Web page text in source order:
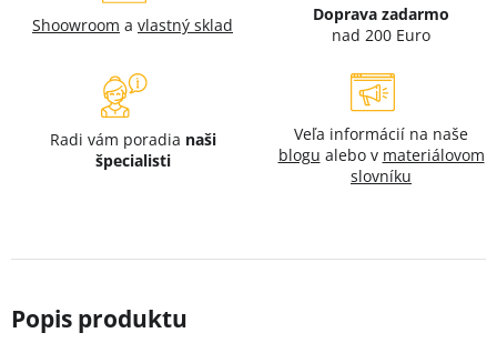
Shoowroom a vlastný sklad
Doprava zadarmo
nad 200 Euro
Radi vám poradia naši
špecialisti
Veľa informácií na naše
blogu alebo v materiálovom
slovníku